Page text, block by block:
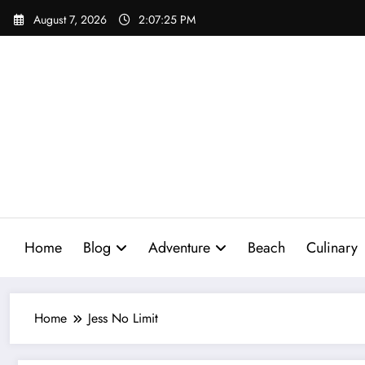
Skip
August 7, 2026 2:07:26 PM
Home Blog Adventure Beach Culinary
Home Jess No Limit